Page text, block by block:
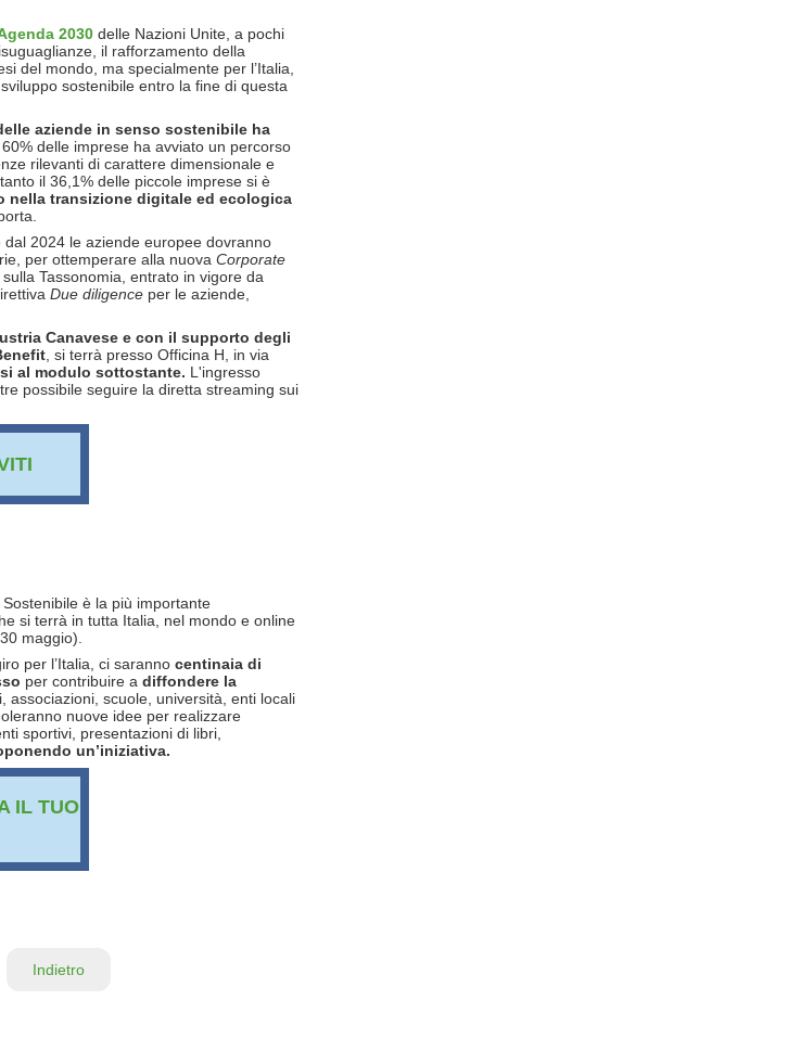
2030 delle Nazioni Unite, a pochi
il rafforzamento della
del mondo, ma specialmente per l’Italia,
sostenibile entro la fine di questa
aziende in senso sostenibile ha
delle imprese ha avviato un percorso
rilevanti di carattere dimensionale e
il 36,1% delle piccole imprese si è
nella transizione digitale ed ecologica
2024 le aziende europee dovranno
per ottemperare alla nuova Corporate
Tassonomia, entrato in vigore da
Due diligence per le aziende,
Canavese e con il supporto degli
, si terrà presso Officina H, in via
al modulo sottostante. L'ingresso
possibile seguire la diretta streaming sui
è la più importante
si terrà in tutta Italia, nel mondo e online
maggio).
per l’Italia, ci saranno centinaia di
per contribuire a diffondere la
associazioni, scuole, università, enti locali
nuove idee per realizzare
sportivi, presentazioni di libri,
un’iniziativa.
IL TUO
Indietro